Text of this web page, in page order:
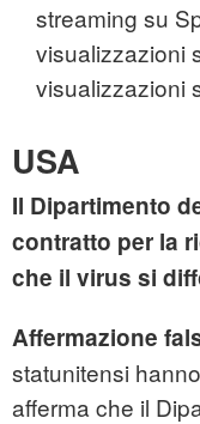
streaming su
visualizzazioni
visualizzazioni
USA
Il Dipartimento
contratto per la
che il virus si
Affermazione
statunitensi
afferma che il